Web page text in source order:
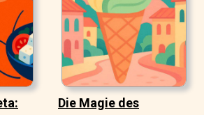
Die Magie des